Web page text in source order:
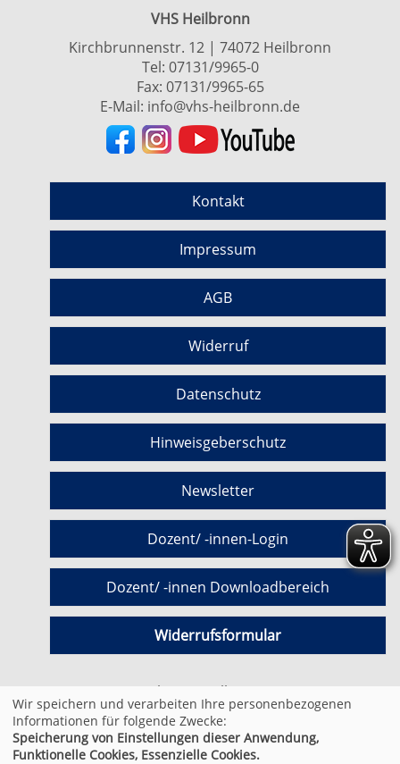
VHS Heilbronn
Kirchbrunnenstr. 12 | 74072 Heilbronn
Tel: 07131/9965-0
Fax: 07131/9965-65
E-Mail: info@vhs-heilbronn.de
Kontakt
Impressum
AGB
Widerruf
Datenschutz
Hinweisgeberschutz
Newsletter
Dozent/ -innen-Login
Dozent/ -innen Downloadbereich
Widerrufsformular
Cookie Einstellungen
© 2026 Kufer Software GmbH
Wir speichern und verarbeiten Ihre personenbezogenen
Informationen für folgende Zwecke:
Speicherung von Einstellungen dieser Anwendung,
Funktionelle Cookies, Essenzielle Cookies.